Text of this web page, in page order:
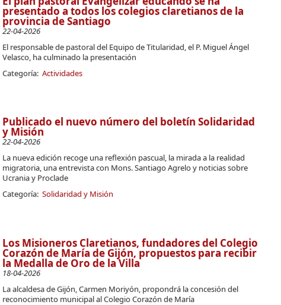
presentado a todos los colegios claretianos de la
provincia de Santiago
22-04-2026
El responsable de pastoral del Equipo de Titularidad, el P. Miguel Ángel
Velasco, ha culminado la presentación
Categoría: Actividades
Publicado el nuevo número del boletín Solidaridad
y Misión
22-04-2026
La nueva edición recoge una reflexión pascual, la mirada a la realidad
migratoria, una entrevista con Mons. Santiago Agrelo y noticias sobre
Ucrania y Proclade
Categoría: Solidaridad y Misión
Los Misioneros Claretianos, fundadores del Colegio
Corazón de María de Gijón, propuestos para recibir
la Medalla de Oro de la Villa
18-04-2026
La alcaldesa de Gijón, Carmen Moriyón, propondrá la concesión del
reconocimiento municipal al Colegio Corazón de María